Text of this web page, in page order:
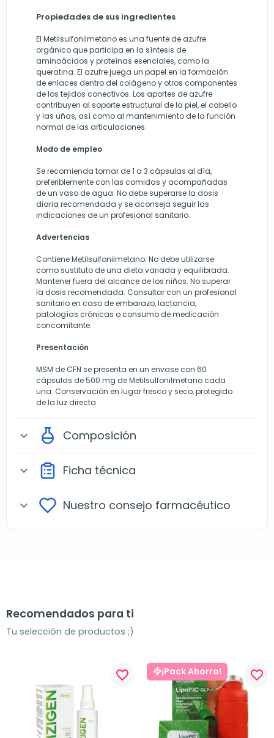
Propiedades de sus ingredientes
El Metilsulfonilmetano es una fuente de azufre
orgánico que participa en la síntesis de
aminoácidos y proteínas esenciales, como la
queratina. El azufre juega un papel en la formación
de enlaces dentro del colágeno y otros componentes
de los tejidos conectivos. Los aportes de azufre
contribuyen al soporte estructural de la piel, el cabello
y las uñas, así como al mantenimiento de la función
normal de las articulaciones.
Modo de empleo
Se recomienda tomar de 1 a 3 cápsulas al día,
preferiblemente con las comidas y acompañadas
de un vaso de agua. No debe superarse la dosis
diaria recomendada y se aconseja seguir las
indicaciones de un profesional sanitario.
Advertencias
Contiene Metilsulfonilmetano. No debe utilizarse
como sustituto de una dieta variada y equilibrada.
Mantener fuera del alcance de los niños. No superar
la dosis recomendada. Consultar con un profesional
sanitario en caso de embarazo, lactancia,
patologías crónicas o consumo de medicación
concomitante.
Presentación
MSM de CFN se presenta en un envase con 60
cápsulas de 500 mg de Metilsulfonilmetano cada
una. Conservación en lugar fresco y seco, protegido
de la luz directa.
expand_more Composición
expand_more Ficha técnica
expand_more Nuestro consejo farmacéutico
Recomendados para ti
Tu selección de productos ;)
favorite_border ¡Pack Ahorro! favorite_border